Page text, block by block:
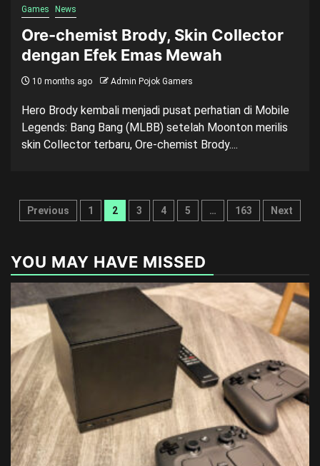
Games News
Ore-chemist Brody, Skin Collector
dengan Efek Emas Mewah
10 months ago Admin Pojok Gamers
Hero Brody kembali menjadi pusat perhatian di Mobile
Legends: Bang Bang (MLBB) setelah Moonton merilis
skin Collector terbaru, Ore-chemist Brody....
Posts
Previous 1 2 3 4 5 … 163 Next
YOU MAY HAVE MISSED